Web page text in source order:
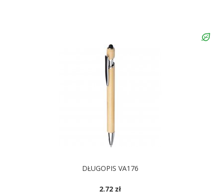
DŁUGOPIS VA176
2.72 zł